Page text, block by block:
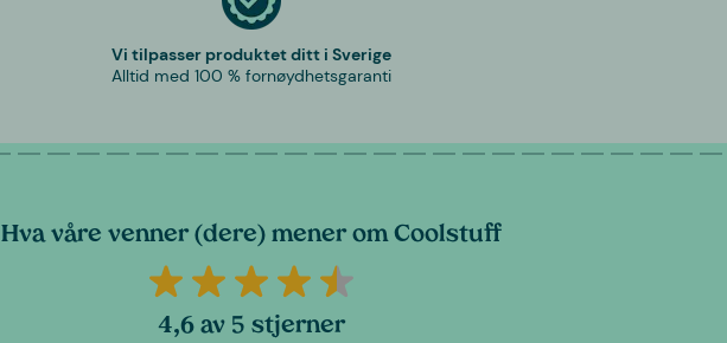
Vi tilpasser produktet ditt i Sverige
Alltid med 100 % fornøydhetsgaranti
Hva våre venner (dere) mener om Coolstuff
4,6 av 5 stjerner